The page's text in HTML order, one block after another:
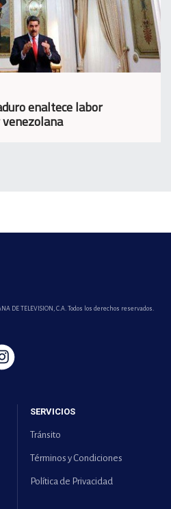
enaltece labor
DE TELEVISION, C.A. Todos los derechos reservados.
SERVICIOS
Tránsito
Términos y Condiciones
Política de Privacidad